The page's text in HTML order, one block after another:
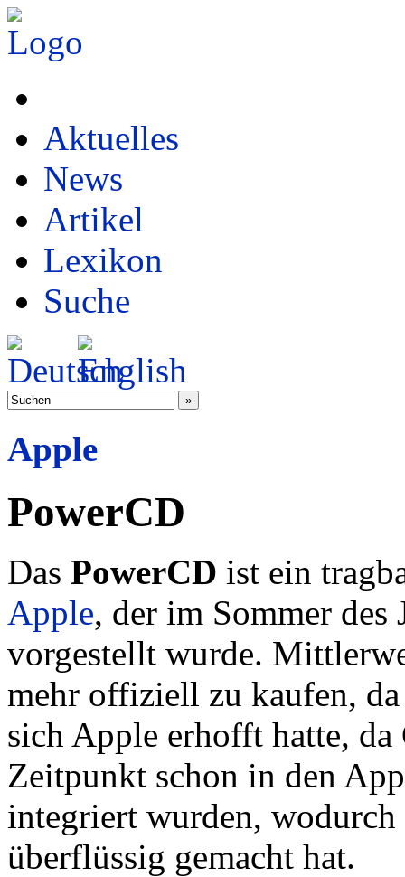
Aktuelles
News
Artikel
Lexikon
Suche
Apple
PowerCD
Das PowerCD ist ein
Apple, der im Sommer des
vorgestellt wurde.
mehr offiziell zu kaufen,
sich Apple erhofft hatte,
Zeitpunkt schon in den
integriert wurden, wodurch
überflüssig gemacht hat.